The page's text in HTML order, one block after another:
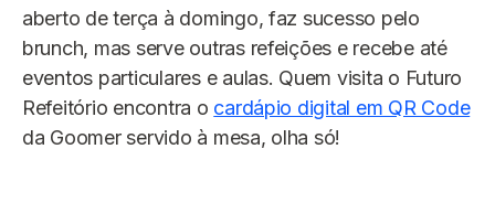
aberto de terça à domingo, faz sucesso pelo
brunch, mas serve outras refeições e recebe até
eventos particulares e aulas. Quem visita o Futuro
Refeitório encontra o cardápio digital em QR Code
da Goomer servido à mesa, olha só!